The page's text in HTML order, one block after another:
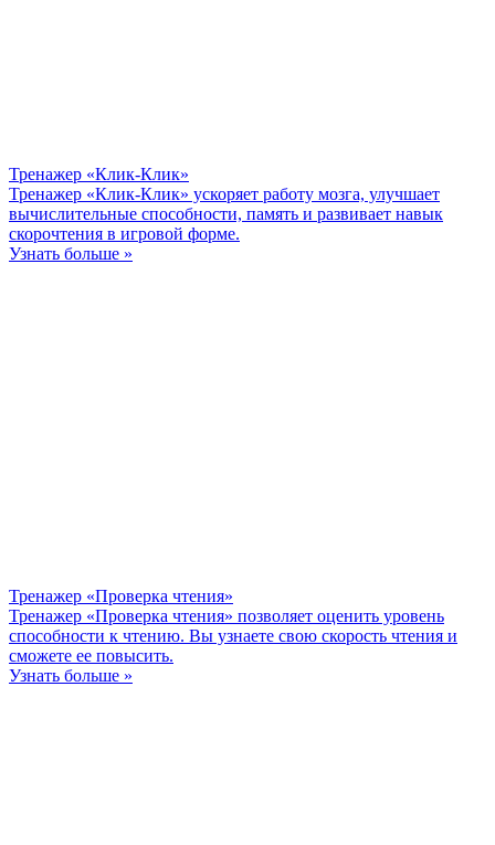
Тренажер «Клик-Клик»
Тренажер «Клик-Клик» ускоряет работу мозга, улучшает
вычислительные способности, память и развивает навык
скорочтения в игровой форме.
Узнать больше »
Тренажер «Проверка чтения»
Тренажер «Проверка чтения» позволяет оценить уровень
способности к чтению. Вы узнаете свою скорость чтения и
сможете ее повысить.
Узнать больше »